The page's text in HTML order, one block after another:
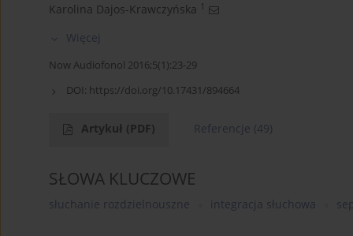
Karolina Dajos-Krawczyńska 1
Więcej
Now Audiofonol 2016;5(1):23-29
DOI: https://doi.org/10.17431/894664
Artykuł (PDF) Referencje (49)
SŁOWA KLUCZOWE
słuchanie rozdzielnouszne integracja słuchowa